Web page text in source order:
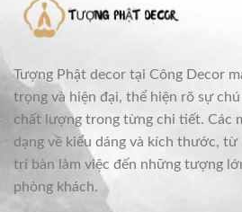
Tượng Phật decor tại Công Decor
trọng và hiện đại, thể hiện rõ sự
chất lượng trong từng chi tiết. Các
dạng về kiểu dáng và kích thước,
trí bàn làm việc đến những tượng
phòng khách.